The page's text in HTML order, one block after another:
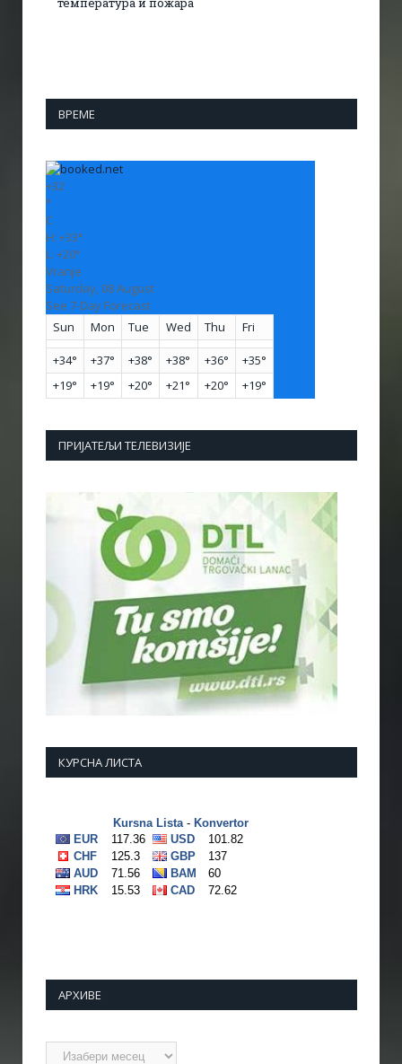
ВРЕМЕ
+32
°
C
H: +33°
L: +20°
Vranje
Saturday, 08 August
See 7-Day Forecast
Sun
Mon Tue Wed Thu Fri
+34° +37° +38° +38° +36° +35°
+19° +19° +20° +21° +20° +19°
ПРИЈАТЕЉИ ТЕЛЕВИЗИЈЕ
КУРСНА ЛИСТА
АРХИВЕ
Архиве